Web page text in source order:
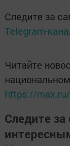
Следите за
Telegram-
Читайте
https://
Следите